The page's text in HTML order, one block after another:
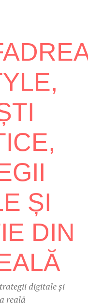
digitale și
reală